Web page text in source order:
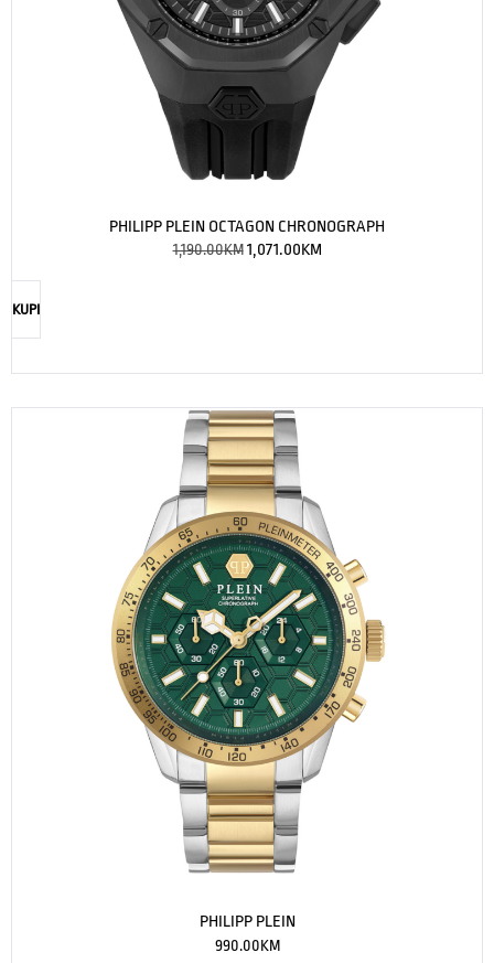
PHILIPP PLEIN OCTAGON CHRONOGRAPH
1,190.00KM 1,071.00KM
KUPI
PHILIPP PLEIN
990.00KM